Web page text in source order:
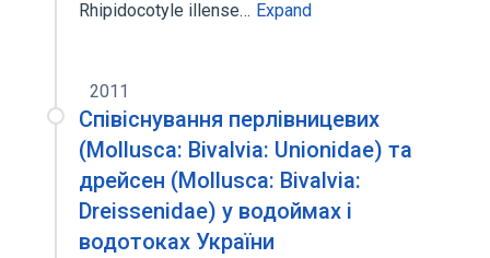
Rhipidocotyle іllense… Expand
2011
Співіснування перлівницевих
(Mollusca: Bivalvia: Unionidae) та
дрейсен (Mollusca: Bivalvia:
Dreissenidae) у водоймах і
водотоках України